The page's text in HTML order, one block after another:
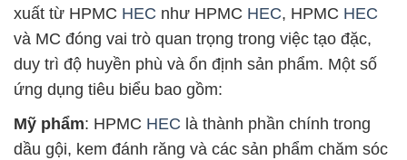
xuất từ HPMC HEC như HPMC HEC, HPMC HEC
và MC đóng vai trò quan trọng trong việc tạo đặc,
duy trì độ huyền phù và ổn định sản phẩm. Một số
ứng dụng tiêu biểu bao gồm:
Mỹ phẩm: HPMC HEC là thành phần chính trong
dầu gội, kem đánh răng và các sản phẩm chăm sóc